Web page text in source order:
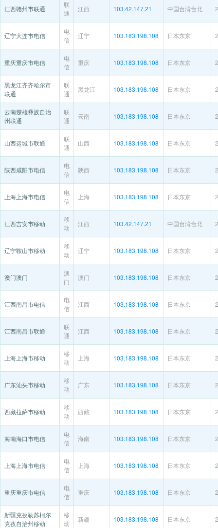
江西赣州市联通
联
通
江西 103.42.147.21 中国台湾台北
辽宁大连市电信
电
信
辽宁 103.183.198.108 日本东京
重庆重庆市电信
电
信
重庆 103.183.198.108 日本东京
黑龙江齐齐哈尔市
联通
联
通
黑龙江 103.183.198.108 日本东京
云南楚雄彝族自治
州联通
联
通
云南 103.183.198.108 日本东京
山西运城市联通
联
通
山西 103.183.198.108 日本东京
陕西咸阳市电信
电
信
陕西 103.183.198.108 日本东京
上海上海市电信
电
信
上海 103.183.198.108 日本东京
江西吉安市移动
移
动
江西 103.42.147.21 中国台湾台北
辽宁鞍山市移动
移
动
辽宁 103.183.198.108 日本东京
澳门澳门
澳
门
澳门 103.183.198.108 日本东京
江西南昌市电信
电
信
江西 103.183.198.108 日本东京
江西南昌市联通
联
通
江西 103.183.198.108 日本东京
上海上海市移动
移
动
上海 103.183.198.108 日本东京
广东汕头市移动
移
动
广东 103.183.198.108 日本东京
西藏拉萨市移动
移
动
西藏 103.183.198.108 日本东京
海南海口市电信
电
信
海南 103.183.198.108 日本东京
上海上海市电信
电
信
上海 103.183.198.108 日本东京
重庆重庆市电信
电
信
重庆 103.183.198.108 日本东京
新疆克孜勒苏柯尔
克孜自治州移动
移
动
新疆 103.183.198.108 日本东京